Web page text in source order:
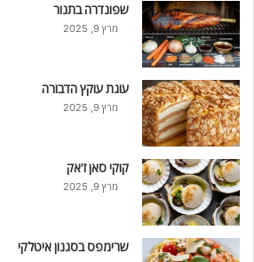
שפונדרה בתנור
מרץ 9, 2025
עוגת עוקץ הדבורה
מרץ 9, 2025
קוקי סאן ז'אק
מרץ 9, 2025
שרימפס בסגנון איטלקי